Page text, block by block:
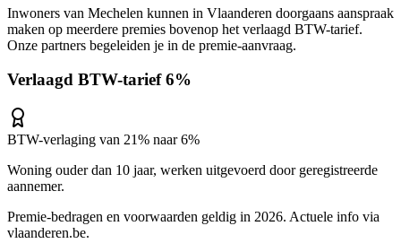
Inwoners van Mechelen kunnen in Vlaanderen doorgaans aanspraak
maken op meerdere premies bovenop het verlaagd BTW-tarief.
Onze partners begeleiden je in de premie-aanvraag.
Verlaagd BTW-tarief 6%
BTW-verlaging van 21% naar 6%
Woning ouder dan 10 jaar, werken uitgevoerd door geregistreerde
aannemer.
Premie-bedragen en voorwaarden geldig in 2026. Actuele info via
vlaanderen.be.